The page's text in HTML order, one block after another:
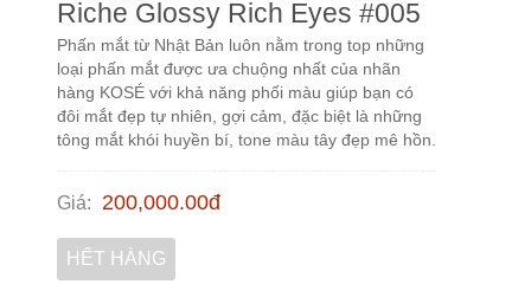
Riche Glossy Rich Eyes #005
Phấn mắt từ Nhật Bản luôn nằm trong top những
loại phấn mắt được ưa chuộng nhất của nhãn
hàng KOSÉ với khả năng phối màu giúp bạn có
đôi mắt đẹp tự nhiên, gợi cảm, đặc biệt là những
tông mắt khói huyền bí, tone màu tây đẹp mê hồn.
Giá: 200,000.00đ
HẾT HÀNG